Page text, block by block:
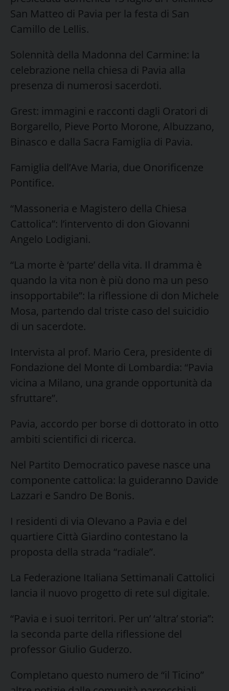
San Matteo di Pavia per la festa di San
Camillo de Lellis.
Solennità della Madonna del Carmine: la
celebrazione nella chiesa di Pavia alla
presenza di numerosi sacerdoti.
Grest: immagini e racconti dagli Oratori di
Borgarello, Pieve Porto Morone, Albuzzano,
Binasco e dalla Sacra Famiglia di Pavia.
Famiglia dell’Ave Maria, due Onorificenze
Pontifice.
“Massoneria e Magistero della Chiesa
Cattolica”: l’intervento di don Giovanni
Angelo Lodigiani.
“La morte è ‘parte’ della vita. Il dramma è
quando la vita non è più dono ma un peso
insopportabile”: la riflessione di don Michele
Mosa, partendo dal triste caso del suicidio
di un sacerdote.
Intervista al prof. Mario Cera, presidente di
Fondazione del Monte di Lombardia: “Pavia
vicina a Milano, una grande opportunità da
sfruttare”.
Pavia, accordo per borse di dottorato in otto
ambiti scientifici di ricerca.
Nel Partito Democratico pavese nasce una
componente cattolica: la guideranno Davide
Lazzari e Sandro De Bonis.
I residenti di via Olevano a Pavia e del
quartiere Città Giardino contestano la
proposta della strada “radiale”.
La Federazione Italiana Settimanali Cattolici
lancia il nuovo progetto di rete sul digitale.
“Pavia e i suoi territori. Per un’ ‘altra’ storia”:
la seconda parte della riflessione del
professor Giulio Guderzo.
Completano questo numero de “il Ticino”